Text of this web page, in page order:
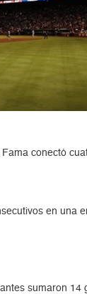
conectó
en una
sumaron 14